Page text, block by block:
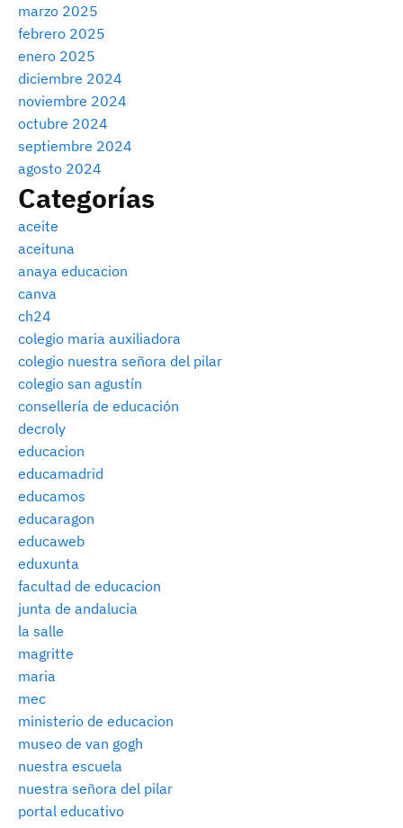
marzo 2025
febrero 2025
enero 2025
diciembre 2024
noviembre 2024
octubre 2024
septiembre 2024
agosto 2024
Categorías
aceite
aceituna
anaya educacion
canva
ch24
colegio maria auxiliadora
colegio nuestra señora del pilar
colegio san agustín
consellería de educación
decroly
educacion
educamadrid
educamos
educaragon
educaweb
eduxunta
facultad de educacion
junta de andalucia
la salle
magritte
maria
mec
ministerio de educacion
museo de van gogh
nuestra escuela
nuestra señora del pilar
portal educativo